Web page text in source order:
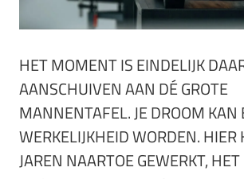
HET MOMENT IS EINDELIJK
AANSCHUIVEN AAN DÉ GROTE
MANNENTAFEL. JE DROOM KAN
WERKELIJKHEID WORDEN. HIER
JAREN NAARTOE GEWERKT,